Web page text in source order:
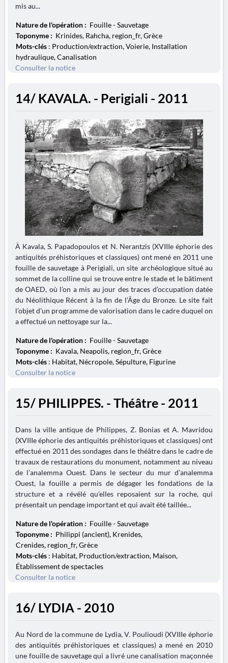
mis au...
Nature de l'opération : Fouille - Sauvetage
Toponyme : Krinides, Rahcha, region_fr, Grèce
Mots-clés : Production/extraction, Voierie, Installation
hydraulique, Canalisation
Consulter la notice
14/ KAVALA. - Perigiali - 2011
À Kavala, S. Papadopoulos et N. Nerantzis (XVIIIe éphorie des
antiquités préhistoriques et classiques) ont mené en 2011 une
fouille de sauvetage à Perigiali, un site archéologique situé au
sommet de la colline qui se trouve entre le stade et le bâtiment
de OAED, où l’on a mis au jour des traces d’occupation datée
du Néolithique Récent à la fin de l’Âge du Bronze. Le site fait
l’objet d’un programme de valorisation dans le cadre duquel on
a effectué un nettoyage sur la...
Nature de l'opération : Fouille - Sauvetage
Toponyme : Kavala, Neapolis, region_fr, Grèce
Mots-clés : Habitat, Nécropole, Sépulture, Figurine
Consulter la notice
15/ PHILIPPES. - Théâtre - 2011
Dans la ville antique de Philippes, Z. Bonias et A. Mavridou
(XVIIIe éphorie des antiquités préhistoriques et classiques) ont
effectué en 2011 des sondages dans le théâtre dans le cadre de
travaux de restaurations du monument, notamment au niveau
de l’analemma Ouest. Dans le secteur du mur d’analemma
Ouest, la fouille a permis de dégager les fondations de la
structure et a révélé qu’elles reposaient sur la roche, qui
présentait un pendage important et qui avait été taillée...
Nature de l'opération : Fouille - Sauvetage
Toponyme : Philippi (ancient), Krenides,
Crenides, region_fr, Grèce
Mots-clés : Habitat, Production/extraction, Maison,
Établissement de spectacles
Consulter la notice
16/ LYDIA - 2010
Au Nord de la commune de Lydia, V. Poulioudi (XVIIIe éphorie
des antiquités préhistoriques et classiques) a mené en 2010
une fouille de sauvetage qui a livré une canalisation maçonnée